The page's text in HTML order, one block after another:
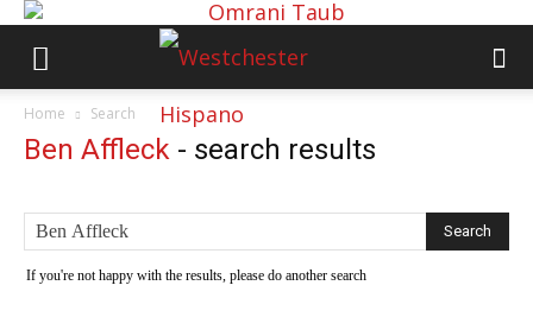
Home Search
Ben Affleck - search results
If you're not happy with the results, please do another search